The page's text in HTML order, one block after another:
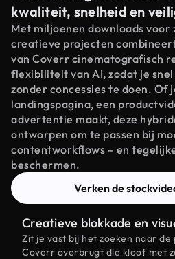
kwaliteit, snelheid en
Met miljoenen downloads voor
creatieve projecten
van Coverr cinematografisch
flexibiliteit van AI, zodat je snel
zonder concessies te doen. Of
landingspagina, een
advertentie maakt, deze
ontworpen om te passen bij
contentworkflows – en
beschermen.
Verken de
Creatieve blokkade en
Zit je vast bij het zoeken naar
Coverr overbrugt die kloof met